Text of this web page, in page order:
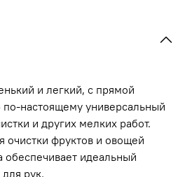
и легкий, с прямой
настоящему универсальный
и других мелких работ.
очистки фруктов и овощей
обеспечивает идеальный
рук.